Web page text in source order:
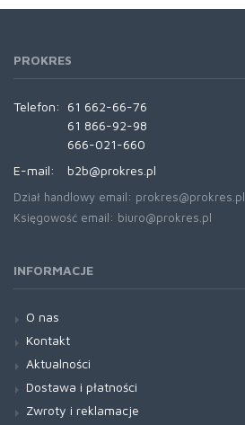
PROKRES
Telefon:
61 662-66-76
61 866-92-98
666-021-660
E-mail:
b2b@prokres.pl
Dział handlowy email: prokres@prokres.pl
Księgowość email: biuro@prokres.pl
INFORMACJE
O nas
Kontakt
Aktualności
Dostawa i płatności
Zwroty i reklamacje